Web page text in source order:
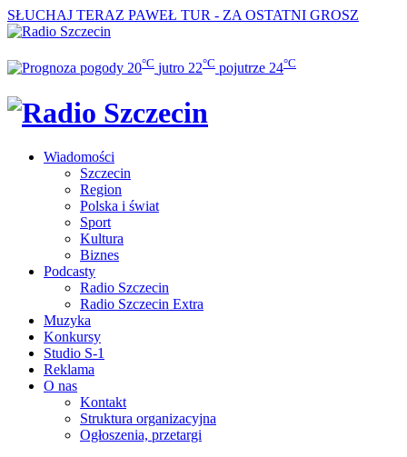
SŁUCHAJ TERAZ PAWEŁ TUR - ZA OSTATNI GROSZ
20°C jutro 22°C pojutrze 24°C
Wiadomości
Szczecin
Region
Polska i świat
Sport
Kultura
Biznes
Podcasty
Radio Szczecin
Radio Szczecin Extra
Muzyka
Konkursy
Studio S-1
Reklama
O nas
Kontakt
Struktura organizacyjna
Ogłoszenia, przetargi